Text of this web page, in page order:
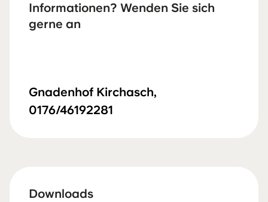
Informationen? Wenden Sie sich
gerne an
Gnadenhof Kirchasch,
0176/46192281
Downloads